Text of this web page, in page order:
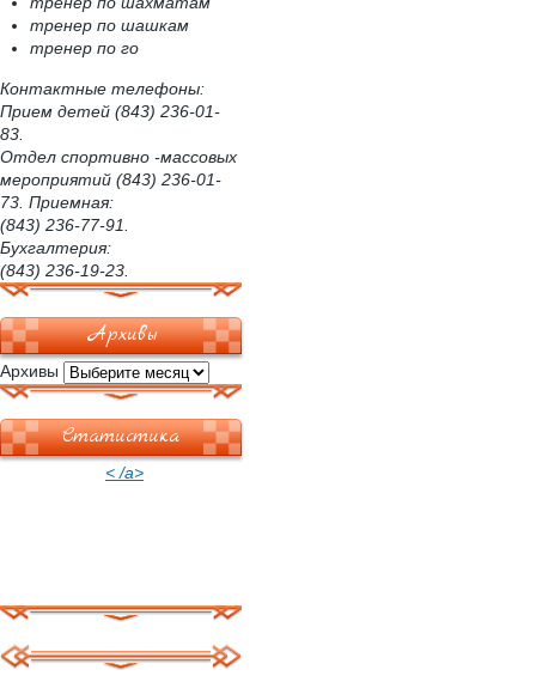
тренер по шашкам
тренер по го
Контактные телефоны:
Прием детей (843) 236-01-
83.
Отдел спортивно -массовых
мероприятий (843) 236-01-
73. Приемная:
(843) 236-77-91.
Бухгалтерия:
(843) 236-19-23.
Архивы
Архивы
Статистика
< /a>